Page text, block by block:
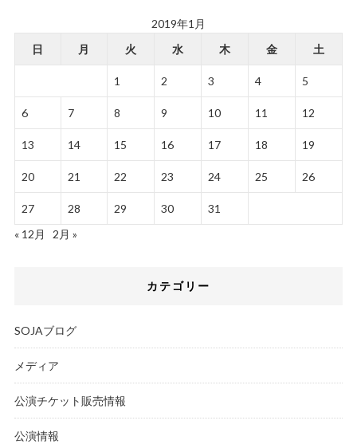
2019年1月
日
月 火 水 木 金 土
1 2 3 4 5
6 7 8 9 10 11 12
13 14 15 16 17 18 19
20 21 22 23 24 25 26
27 28 29 30
31
« 12月
2月 »
カテゴリー
SOJAブログ
メディア
公演チケット販売情報
公演情報